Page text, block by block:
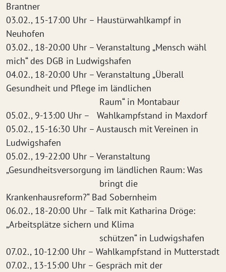
Brantner
03.02., 15-17:00 Uhr – Haustürwahlkampf in
Neuhofen
03.02., 18-20:00 Uhr – Veranstaltung „Mensch wähl
mich“ des DGB in Ludwigshafen
04.02., 18-20:00 Uhr – Veranstaltung „Überall
Gesundheit und Pflege im ländlichen
Raum“ in Montabaur
05.02., 9-13:00 Uhr – Wahlkampfstand in Maxdorf
05.02., 15-16:30 Uhr – Austausch mit Vereinen in
Ludwigshafen
05.02., 19-22:00 Uhr – Veranstaltung
„Gesundheitsversorgung im ländlichen Raum: Was
bringt die
Krankenhausreform?“ Bad Sobernheim
06.02., 18-20:00 Uhr – Talk mit Katharina Dröge:
„Arbeitsplätze sichern und Klima
schützen“ in Ludwigshafen
07.02., 10-12:00 Uhr – Wahlkampfstand in Mutterstadt
07.02., 13-15:00 Uhr – Gespräch mit der